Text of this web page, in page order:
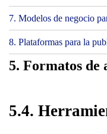
7. Modelos de negocio
8. Plataformas para la
5. Formatos de
5.4.